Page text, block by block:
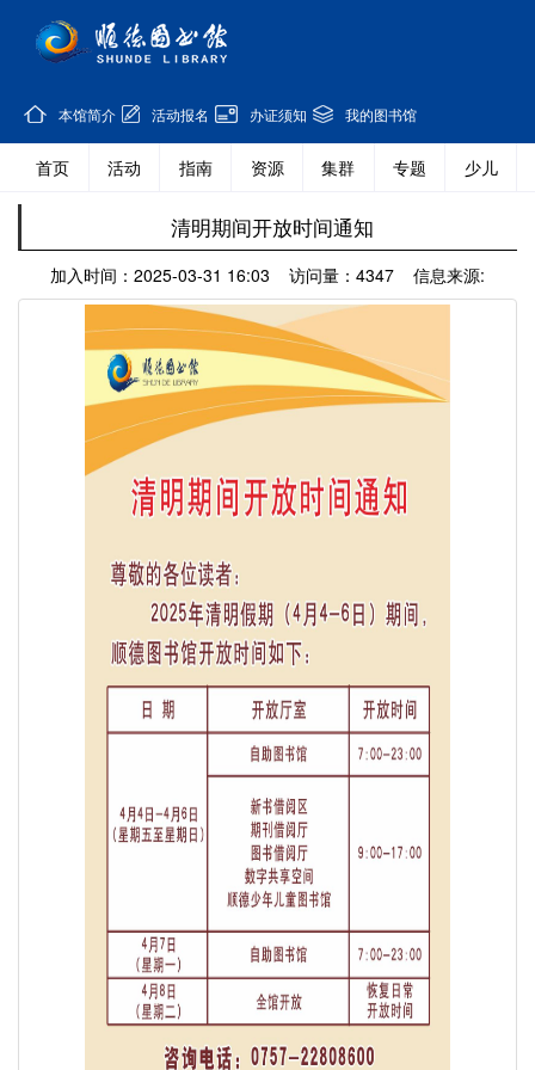
本馆简介 活动报名 办证须知 我的图书馆
首页 活动 指南 资源 集群 专题 少儿
清明期间开放时间通知
加入时间：2025-03-31 16:03 访问量：4347 信息来源: